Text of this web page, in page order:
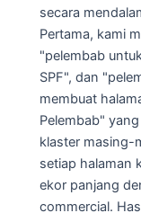
secara
Pertama, kami
"pelembab
SPF", dan
membuat
Pelembab"
klaster masing-
setiap halaman
ekor panjang
commercial.